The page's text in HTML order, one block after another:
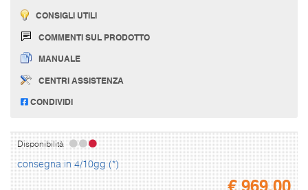
CONSIGLI UTILI
COMMENTI SUL PRODOTTO
MANUALE
CENTRI ASSISTENZA
CONDIVIDI
Disponibilità
consegna in 4/10gg (*)